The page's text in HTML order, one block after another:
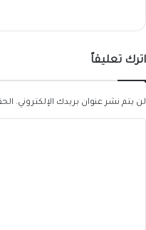
اترك تعليقاً
لن يتم نشر عنوان بريدك الإلكتروني.